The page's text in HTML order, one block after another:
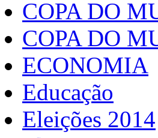
COPA DO
COPA DO
ECONOMIA
Educação
Eleições 2014